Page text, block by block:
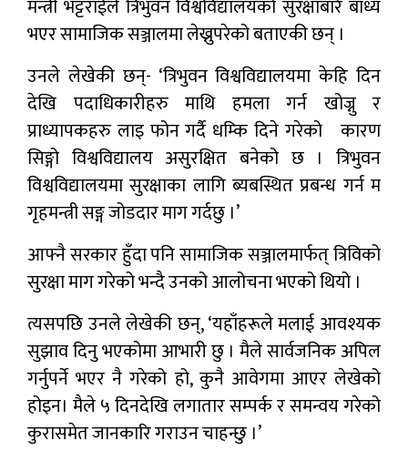
मन्त्री भट्टराईले त्रिभुवन विश्वविद्यालयको सुरक्षाबारे बाध्य
भएर सामाजिक सञ्जालमा लेख्नुपरेको बताएकी छन् ।
उनले लेखेकी छन्- ‘त्रिभुवन विश्वविद्यालयमा केहि दिन
देखि पदाधिकारीहरु माथि हमला गर्न खोज्नु र
प्राध्यापकहरु लाइ फोन गर्दै धम्कि दिने गरेको कारण
सिङ्गो विश्वविद्यालय असुरक्षित बनेको छ । त्रिभुवन
विश्वविद्यालयमा सुरक्षाका लागि ब्यबस्थित प्रबन्ध गर्न म
गृहमन्त्री सङ्ग जोडदार माग गर्दछु ।’
आफ्नै सरकार हुँदा पनि सामाजिक सञ्जालमार्फत् त्रिविको
सुरक्षा माग गरेको भन्दै उनको आलोचना भएको थियो ।
त्यसपछि उनले लेखेकी छन्, ‘यहाँहरूले मलाई आवश्यक
सुझाव दिनु भएकोमा आभारी छु । मैले सार्वजनिक अपिल
गर्नुपर्ने भएर नै गरेको हो, कुनै आवेगमा आएर लेखेको
होइन। मैले ५ दिनदेखि लगातार सम्पर्क र समन्वय गरेको
कुरासमेत जानकारि गराउन चाहन्छु ।’